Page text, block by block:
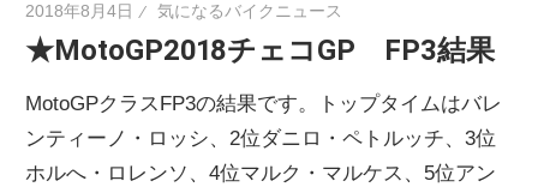
バ
イ
2018年8月4日 気になるバイクニュース
★MotoGP2018チェコGP FP3結果
MotoGPクラスFP3の結果です。トップタイムはバレ
ンティーノ・ロッシ、2位ダニロ・ペトルッチ、3位
ホルへ・ロレンソ、4位マルク・マルケス、5位アン